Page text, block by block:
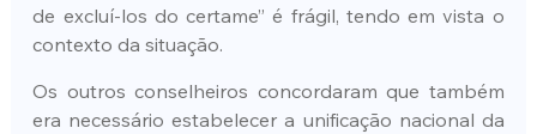
de excluí-los do certame” é frágil, tendo em vista o
contexto da situação.
Os outros conselheiros concordaram que também
era necessário estabelecer a unificação nacional da